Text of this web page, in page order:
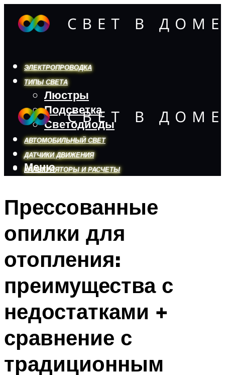
ЭЛЕКТРОПРОВОДКА
ТИПЫ СВЕТА
Люстры
Подсветка
Светодиоды
АВТОМОБИЛЬНЫЙ СВЕТ
ДАТЧИКИ ДВИЖЕНИЯ
КАЛЬКУЛЯТОРЫ И РАСЧЕТЫ
Меню
Меню
Прессованные
опилки для
отопления:
преимущества с
недостатками +
сравнение с
традиционным